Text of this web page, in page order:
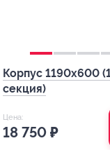
Корпус 1190х600
секция)
Цена:
18 750 ₽